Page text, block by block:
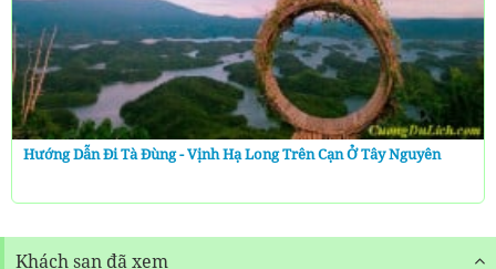
Hướng Dẫn Đi Tà Đùng - Vịnh Hạ Long Trên Cạn Ở Tây Nguyên
Khách sạn đã xem